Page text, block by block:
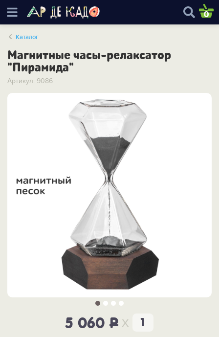
0
Каталог
Магнитные часы-релаксатор
"Пирамида"
Артикул: 9086
5 060 P x